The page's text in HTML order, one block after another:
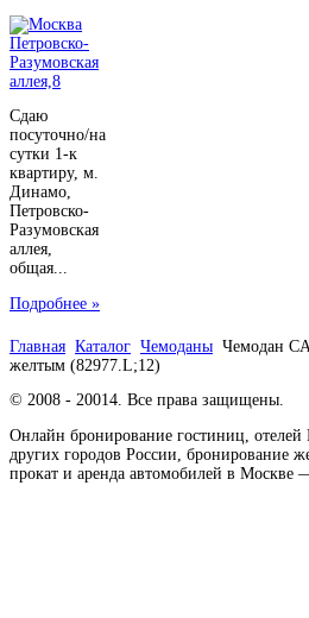
Сдаю
посуточно/на
сутки 1-к
квартиру, м.
Динамо,
Петровско-
Разумовская
аллея,
общая...
Подробнее »
Главная Каталог Чемоданы Чемодан
желтым (82977.L;12)
© 2008 - 20014. Все права защищены.
Онлайн бронирование гостиниц,
других городов России, бронирование
прокат и аренда автомобилей в Москве